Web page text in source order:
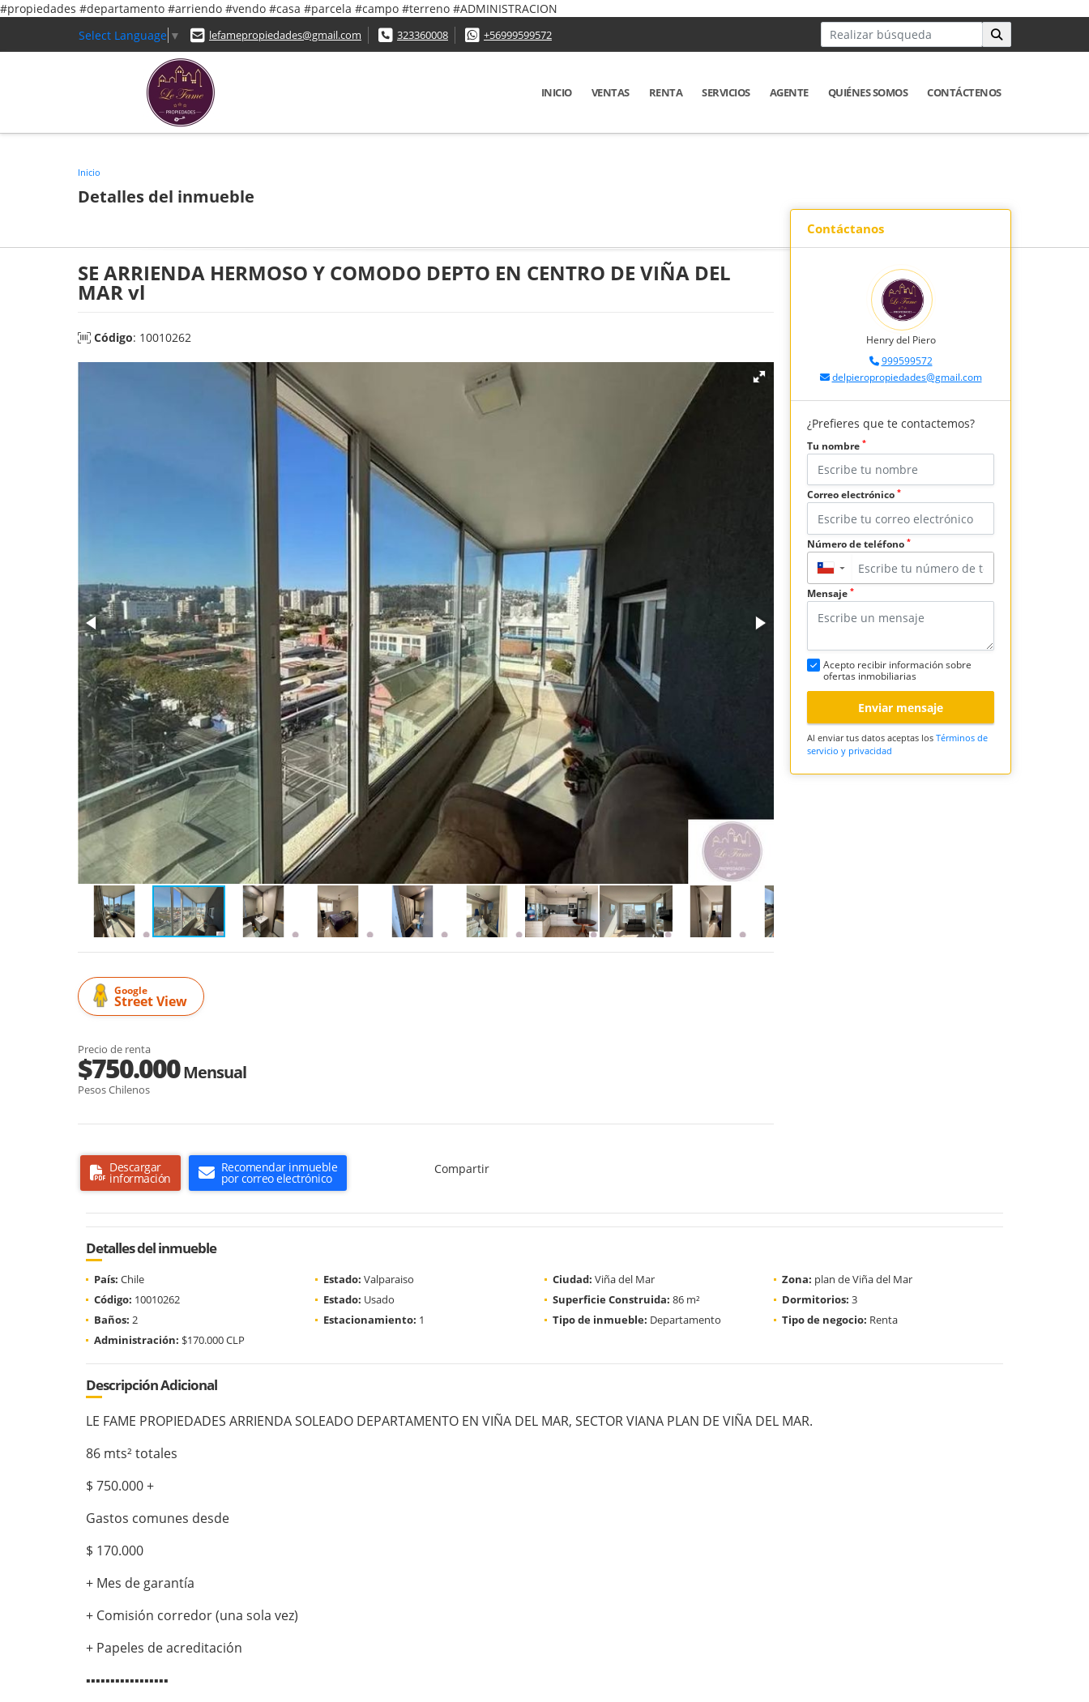
#propiedades #departamento #arriendo #vendo #casa #parcela #campo #terreno #ADMINISTRACION
Select Language ▼ lefamepropiedades@gmail.com 323360008 +56999599572
INICIO VENTAS RENTA SERVICIOS AGENTE QUIÉNES SOMOS CONTÁCTENOS
Inicio
Detalles del inmueble
SE ARRIENDA HERMOSO Y COMODO DEPTO EN CENTRO DE VIÑA DEL
MAR vl
Código: 10010262
Google
Street View
Precio de renta
$750.000Mensual
Pesos Chilenos
Descargar
información
Recomendar inmueble
por correo electrónico
Compartir
Contáctanos
Henry del Piero
999599572
delpieropropiedades@gmail.com
¿Prefieres que te contactemos?
Tu nombre *
Correo electrónico *
Número de teléfono *
▼
Mensaje *
Acepto recibir información sobre
ofertas inmobiliarias
Enviar mensaje
Al enviar tus datos aceptas los Términos de
servicio y privacidad
Detalles del inmueble
País: Chile Estado: Valparaiso Ciudad: Viña del Mar Zona: plan de Viña del Mar
Código: 10010262 Estado: Usado Superficie Construida: 86 m² Dormitorios: 3
Baños: 2 Estacionamiento: 1 Tipo de inmueble: Departamento Tipo de negocio: Renta
Administración: $170.000 CLP
Descripción Adicional
LE FAME PROPIEDADES ARRIENDA SOLEADO DEPARTAMENTO EN VIÑA DEL MAR, SECTOR VIANA PLAN DE VIÑA DEL MAR.
86 mts² totales
$ 750.000 +
Gastos comunes desde
$ 170.000
+ Mes de garantía
+ Comisión corredor (una sola vez)
+ Papeles de acreditación
▪︎▪︎▪︎▪︎▪︎▪︎▪︎▪︎▪︎▪︎▪︎▪︎▪︎▪︎▪︎▪︎▪︎